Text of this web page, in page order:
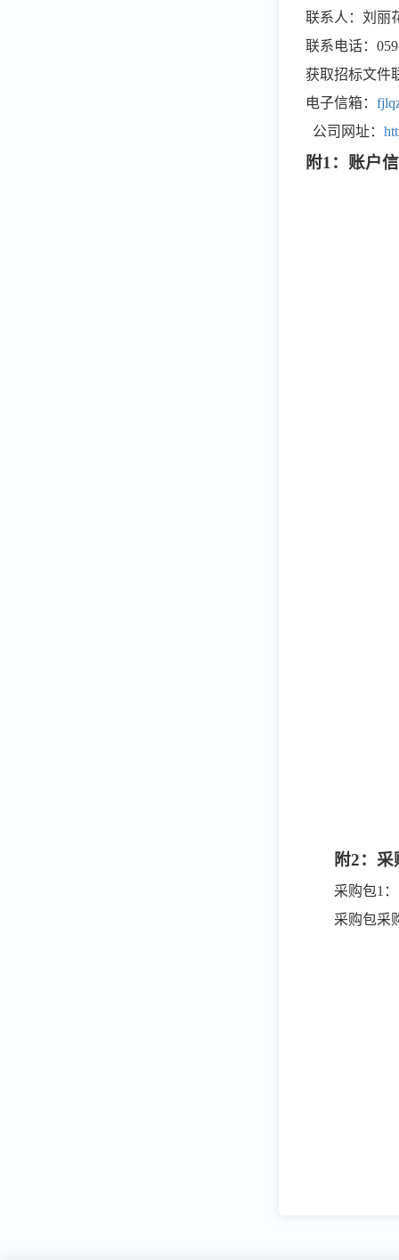
联系人：刘丽
联系电话：
获取招标文件
电子信箱：
公司网址：
附1：账户
附2：采
采购包1：
采购包采